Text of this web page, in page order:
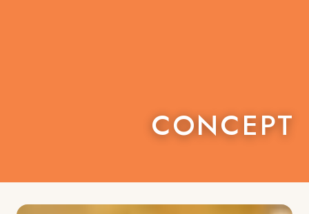
CONCEPT